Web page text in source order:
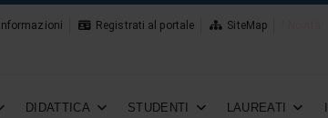
Informazioni Registrati al portale SiteMap
DIDATTICA STUDENTI LAUREATI